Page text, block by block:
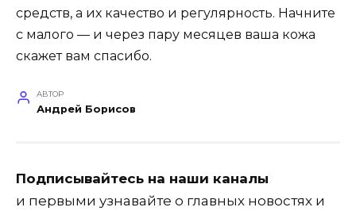
средств, а их качество и регулярность. Начните
с малого — и через пару месяцев ваша кожа
скажет вам спасибо.
АВТОР
Андрей Борисов
Подписывайтесь на наши каналы
и первыми узнавайте о главных новостях и